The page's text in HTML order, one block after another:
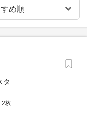
2枚